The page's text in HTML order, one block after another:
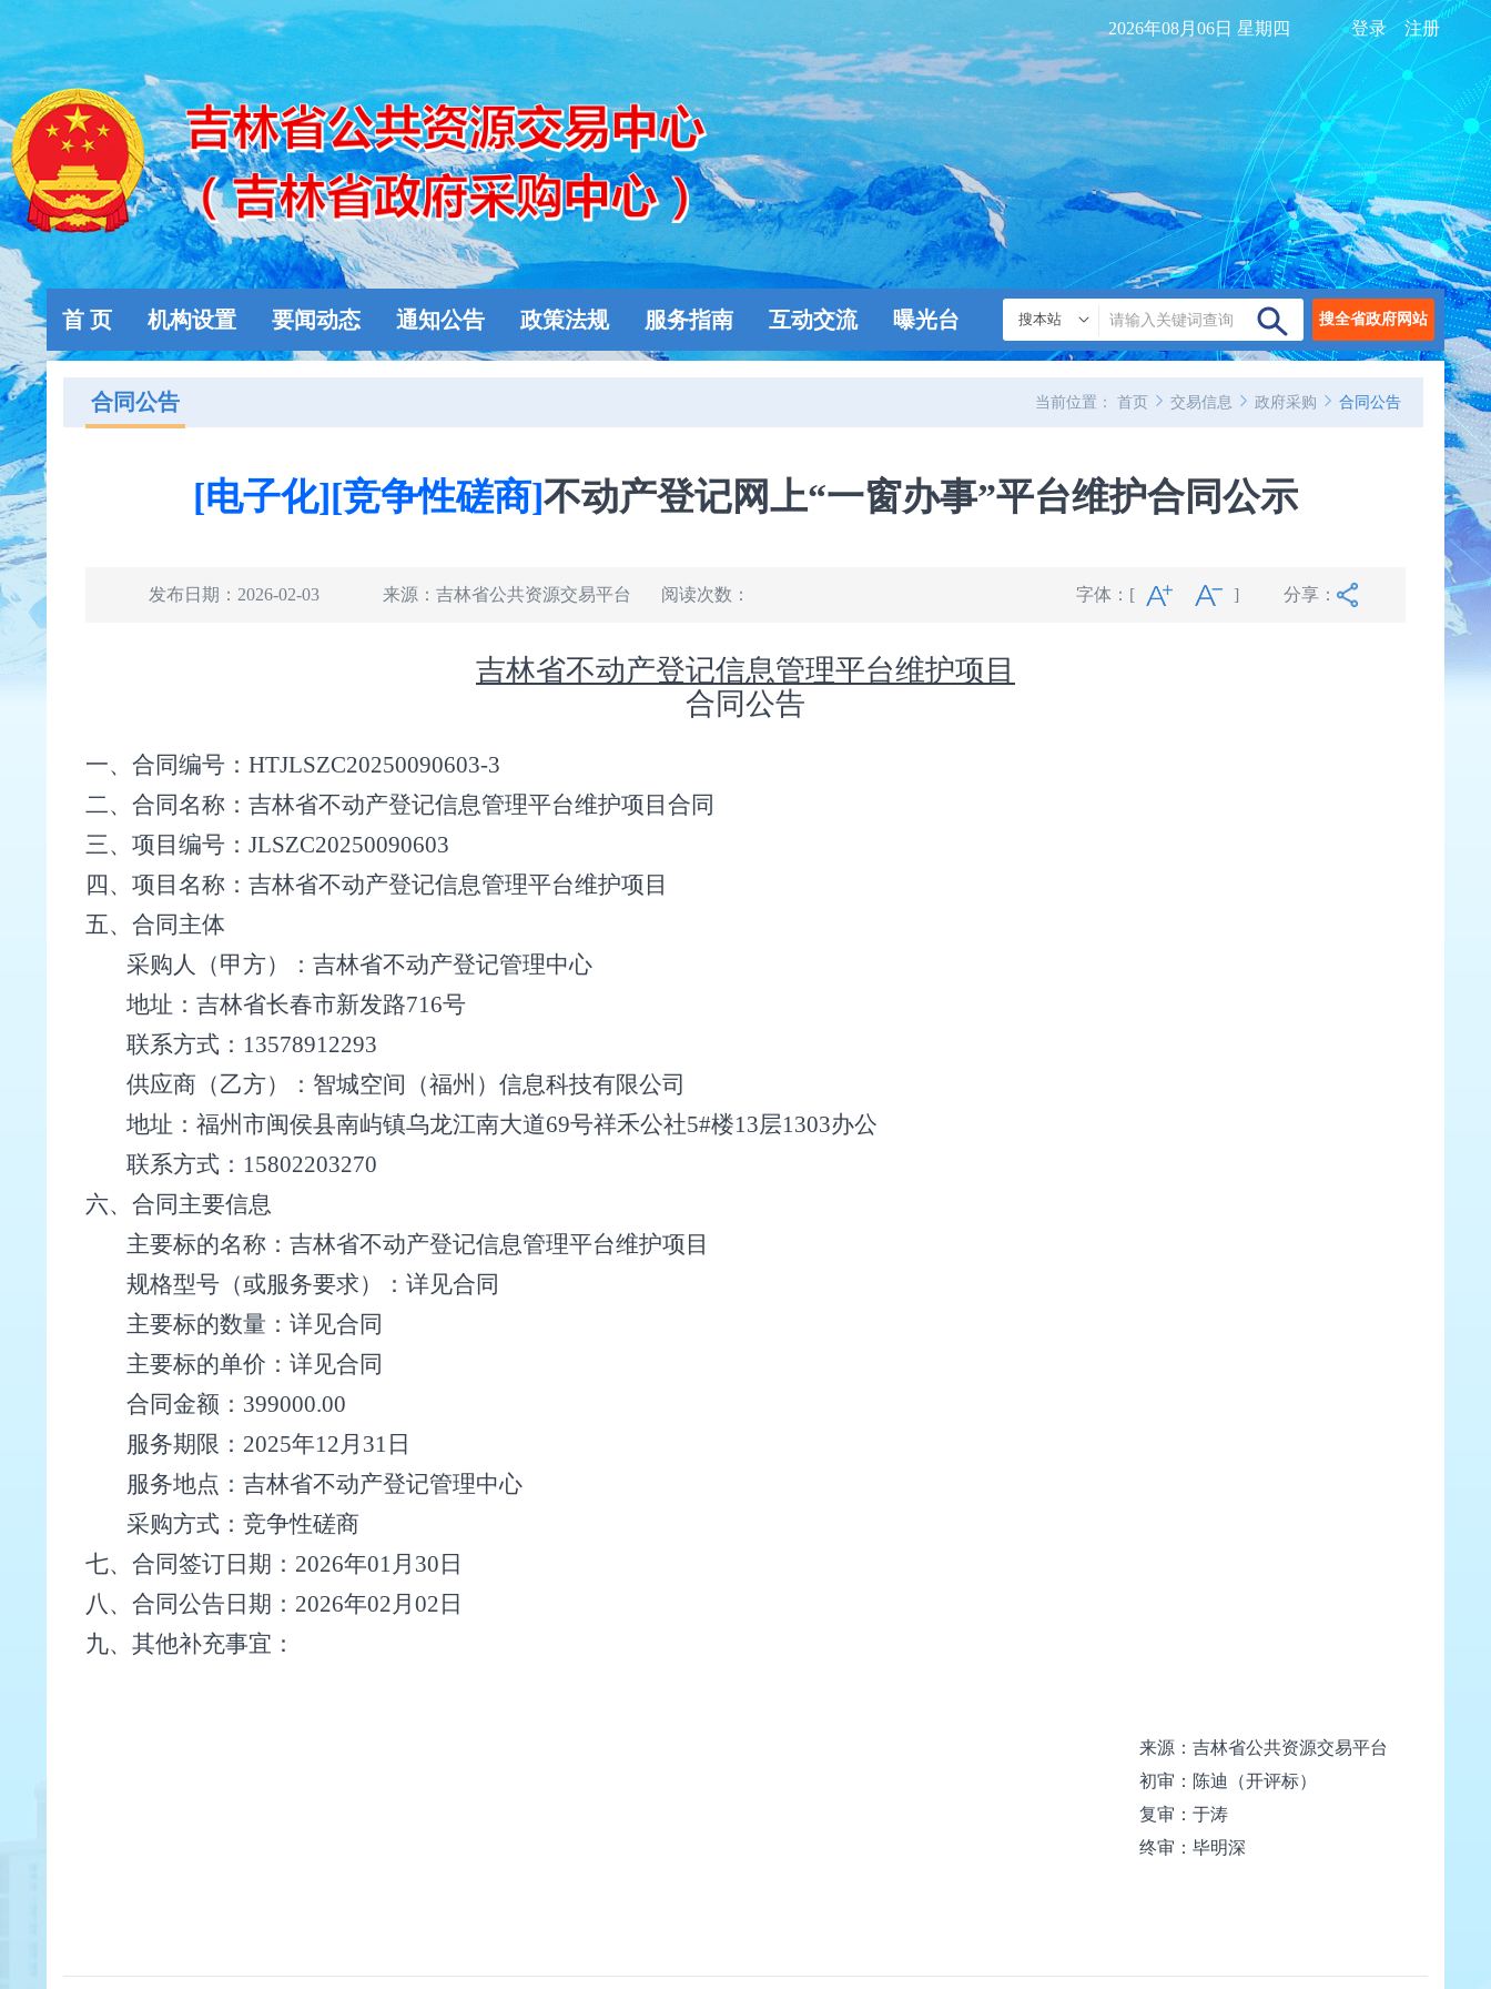
登录 注册
2026年08月06日 星期四
首 页 机构设置 要闻动态 通知公告 政策法规 服务指南 互动交流 曝光台 搜本站 搜全省政府网站
合同公告 当前位置： 首页 交易信息 政府采购 合同公告
[电子化][竞争性磋商]不动产登记网上“一窗办事”平台维护合同公示
发布日期：2026-02-03 来源： 吉林省公共资源交易平台 阅读次数： 字体： [ ] 分享：
吉林省不动产登记信息管理平台维护项目
合同公告
一、合同编号： HTJLSZC20250090603-3
二、合同名称： 吉林省不动产登记信息管理平台维护项目合同
三、项目编号： JLSZC20250090603
四、项目名称： 吉林省不动产登记信息管理平台维护项目
五、合同主体
采购人（甲方）：吉林省不动产登记管理中心
地址：吉林省长春市新发路716号
联系方式： 13578912293
供应商（乙方）： 智城空间（福州）信息科技有限公司
地址：福州市闽侯县南屿镇乌龙江南大道69号祥禾公社5#楼13层1303办公
联系方式： 15802203270
六、 合同主要信息
主要标的名称：吉林省不动产登记信息管理平台维护项目
规格型号（或服务要求）：详见合同
主要标的数量：详见合同
主要标的单价：详见合同
合同金额： 399000.00
服务期限： 2025年12月31日
服务地点：吉林省不动产登记管理中心
采购方式：竞争性磋商
七、 合同签订日期： 2026年01月30日
八、 合同公告日期： 2026年02月02日
九、其他补充事宜：
来源： 吉林省公共资源交易平台
初审：陈迪（开评标）
复审：于涛
终审：毕明深